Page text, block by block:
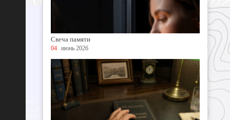
Свеча памяти
04 июнь 2026